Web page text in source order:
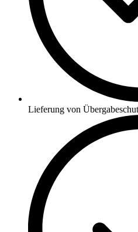
Lieferung von